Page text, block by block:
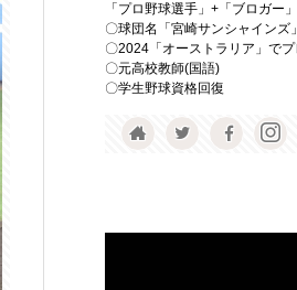
「プロ野球選手」+「ブロガー
〇球団名「宮崎サンシャインズ」
〇2024「オーストラリア」でプ
〇元高校教師(国語)
〇学生野球資格回復